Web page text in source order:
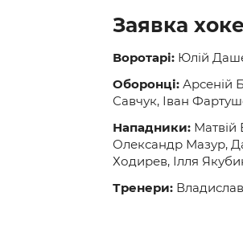
Заявка
Воротарі: Юлій
Оборонці: Арсеній
Савчук, Іван
Нападники: Матвій
Олександр Мазур,
Ходирев, Ілля
Тренери: